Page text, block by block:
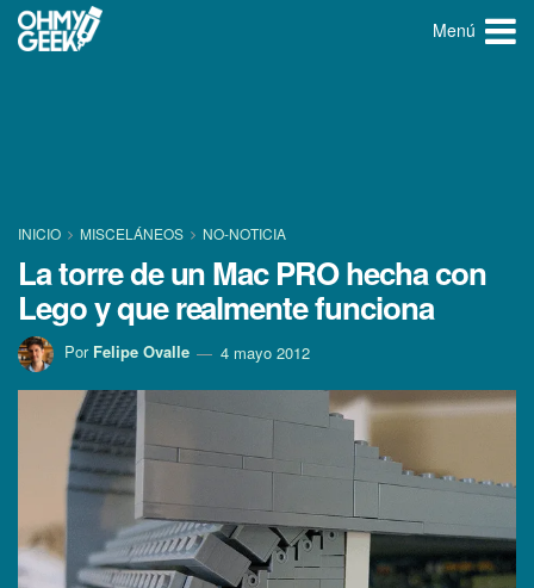
Menú
INICIO MISCELÁNEOS NO-NOTICIA
La torre de un Mac PRO hecha con
Lego y que realmente funciona
Por Felipe Ovalle 4 mayo 2012